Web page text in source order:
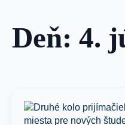
Deň: 4.